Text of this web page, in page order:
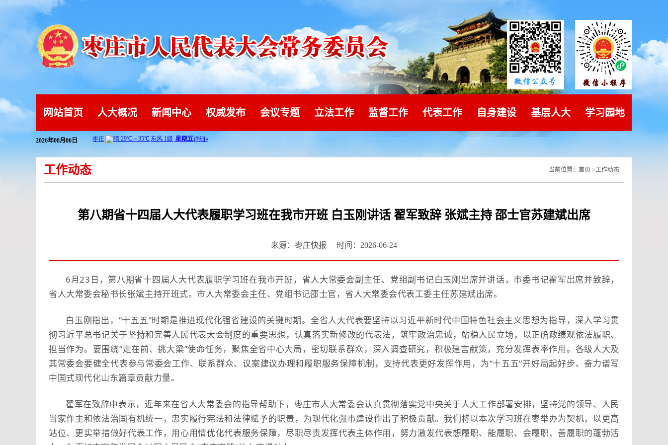
网站首页 人大概况 新闻中心 权威发布 会议专题 立法工作 监督工作 代表工作 自身建设 基层人大 学习园地
2026年08月06日
工作动态 当前位置： 首页 >工作动态
第八期省十四届人大代表履职学习班在我市开班 白玉刚讲话 翟军致辞 张斌主持 邵士官苏建斌出席
来源：枣庄快报 时间：2026-06-24
6月23日，第八期省十四届人大代表履职学习班在我市开班，省人大常委会副主任、党组副书记白玉刚出席并讲话，市委书记翟军出席并致辞，
省人大常委会秘书长张斌主持开班式。市人大常委会主任、党组书记邵士官，省人大常委会代表工委主任苏建斌出席。
白玉刚指出，“十五五”时期是推进现代化强省建设的关键时期。全省人大代表要坚持以习近平新时代中国特色社会主义思想为指导，深入学习贯
彻习近平总书记关于坚持和完善人民代表大会制度的重要思想，认真落实新修改的代表法，筑牢政治忠诚，站稳人民立场，以正确政绩观依法履职、
担当作为。要围绕“走在前、挑大梁”使命任务，聚焦全省中心大局，密切联系群众，深入调查研究，积极建言献策，充分发挥表率作用。各级人大及
其常委会要健全代表参与常委会工作、联系群众、议案建议办理和履职服务保障机制，支持代表更好发挥作用，为“十五五”开好局起好步、奋力谱写
中国式现代化山东篇章贡献力量。
翟军在致辞中表示，近年来在省人大常委会的指导帮助下，枣庄市人大常委会认真贯彻落实党中央关于人大工作部署安排，坚持党的领导、人民
当家作主和依法治国有机统一，忠实履行宪法和法律赋予的职责，为现代化强市建设作出了积极贡献。我们将以本次学习班在枣举办为契机，以更高
站位、更实举措做好代表工作，用心用情优化代表服务保障，尽职尽责发挥代表主体作用，努力激发代表想履职、能履职、会履职、善履职的蓬勃活